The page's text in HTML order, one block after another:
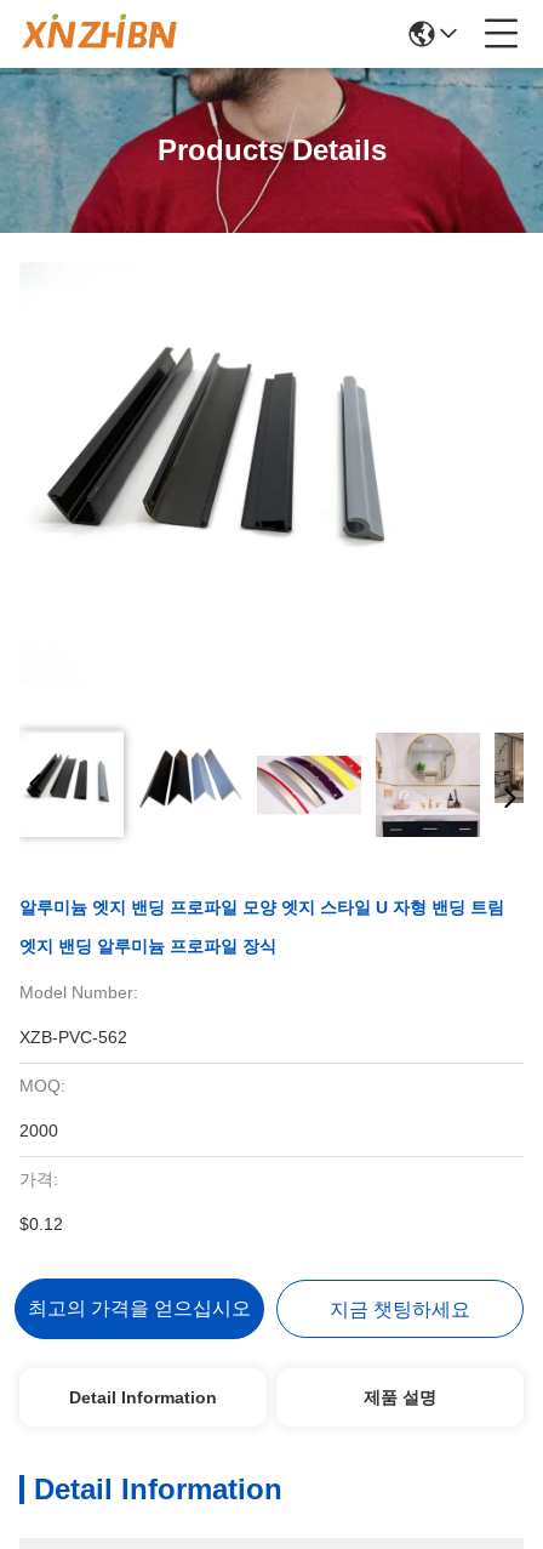
Products Details
알루미늄 엣지 밴딩 프로파일 모양 엣지 스타일 U 자형 밴딩 트림
엣지 밴딩 알루미늄 프로파일 장식
Model Number:
XZB-PVC-562
MOQ:
2000
가격:
$0.12
최고의 가격을 얻으십시오 지금 챗팅하세요
Detail Information 제품 설명
Detail Information